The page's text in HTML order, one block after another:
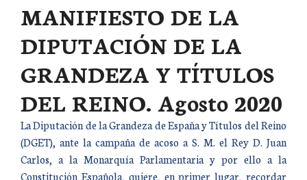
MANIFIESTO DE LA
DIPUTACIÓN DE LA
GRANDEZA Y TÍTULOS
DEL REINO. Agosto 2020
La Diputación de la Grandeza de España y Títulos del Reino
(DGET), ante la campaña de acoso a S. M. el Rey D. Juan
Carlos, a la Monarquía Parlamentaria y por ello a la
Constitución Española, quiere, en primer lugar, recordar